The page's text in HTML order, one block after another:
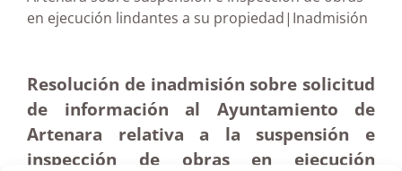
en ejecución lindantes a su propiedad|Inadmisión
Resolución de inadmisión sobre solicitud
de información al Ayuntamiento de
Artenara relativa a la suspensión e
inspección de obras en ejecución